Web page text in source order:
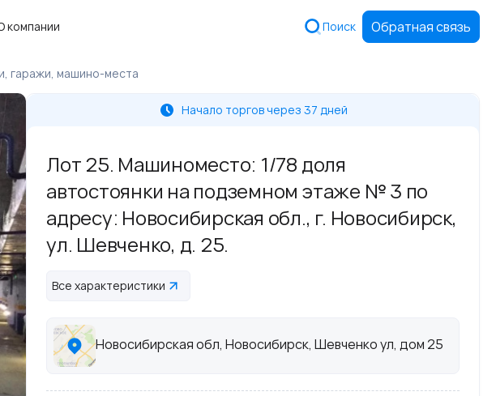
компании Поиск Обратная связь
гаражи, машино-места
Начало торгов через 37 дней
Лот 25. Машиноместо: 1/78 доля
автостоянки на подземном этаже № 3 по
адресу: Новосибирская обл., г. Новосибирск,
ул. Шевченко, д. 25.
Все характеристики
Новосибирская обл, Новосибирск, Шевченко ул, дом 25